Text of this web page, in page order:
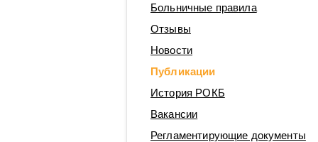
Больничные правила
Отзывы
Новости
Публикации
История РОКБ
Вакансии
Регламентирующие документы